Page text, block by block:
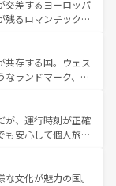
然が、訪れる者を心
の国としても知ら
、プロヴァンスの
しみ方が可能だ。さ
ており、どの街角に
なる文化を体験で
情報はコンテンツ一覧
交差するヨーロッパ
残るロマンチック街
ることがない。ベ
アルプスの絶景、そ
風景は必見。ビール
新着の
てほしい。
共存する国。ウェス
なランドマーク、歴
雅なアフタヌーン
国パブ、サッカー観
豊富。イギリスを旅
が、運行時刻が正確
も安心して個人旅行
ではのユニークな
町歩きも満喫する
文化が魅力の国。